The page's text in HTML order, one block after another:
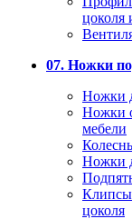
07. Ножки
Ножки
Ножки
мебели
Ножки
Клипсы
цоколя